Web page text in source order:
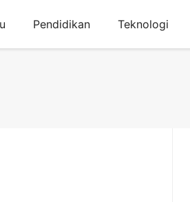
Pendidikan Teknologi